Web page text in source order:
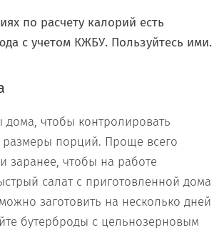
по расчету калорий есть
с учетом КЖБУ. Пользуйтесь ими.
дома, чтобы контролировать
размеры порций. Проще всего
заранее, чтобы на работе
салат с приготовленной дома
заготовить на несколько дней
бутерброды с цельнозерновым